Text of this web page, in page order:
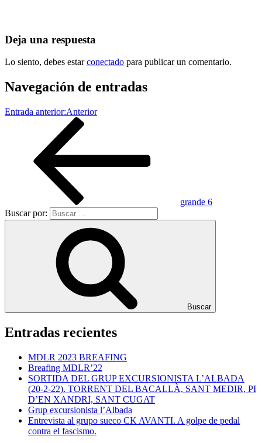
Deja una respuesta
Lo siento, debes estarconectado para publicar un comentario.
Navegación de entradas
Entrada anterior:Anterior
grande 6
Buscar por:
Buscar
Entradas recientes
MDLR 2023 BREAFING
Breafing MDLR’22
SORTIDA DEL GRUP EXCURSIONISTA L’ALBADA
(20-2-22). TORRENT DEL BACALLÀ, SANT MEDIR, PI
D’EN XANDRI, SANT CUGAT
Grup excursionista l’Albada
Entrevista al grupo sueco CK AVANTI. A golpe de pedal
contra el fascismo.